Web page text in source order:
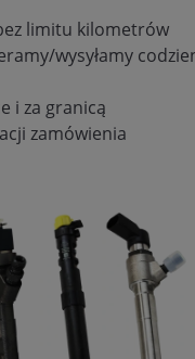
limitu kilometrów
wysyłamy
i za granicą
zamówienia